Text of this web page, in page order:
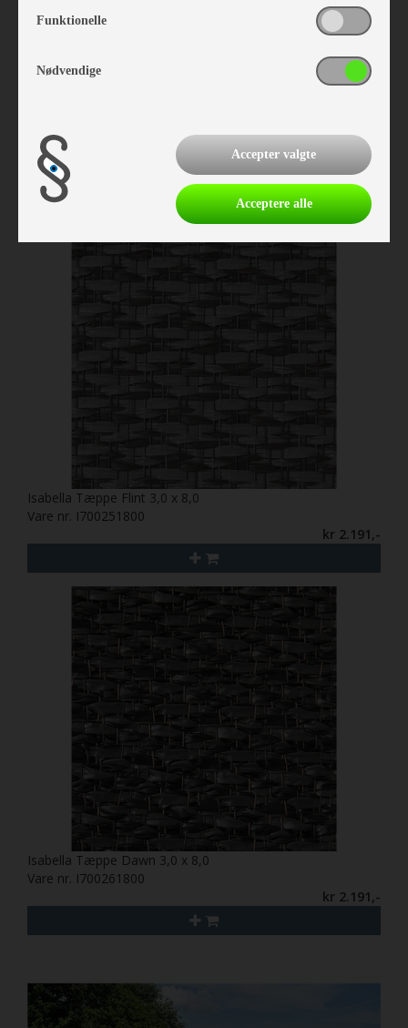
Isabella Tæppe North 3,0 x 8,0
Vare nr. I700241800
kr 2.191,-
Isabella Tæppe Flint 3,0 x 8,0
Vare nr. I700251800
kr 2.191,-
Isabella Tæppe Dawn 3,0 x 8,0
Vare nr. I700261800
kr 2.191,-
Funktionelle
Nødvendige
Accepter valgte
Acceptere alle